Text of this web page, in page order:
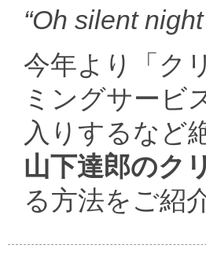
“Oh silent
今年より「ク
ミングサービ
入りするなど
山下達郎のク
る方法をご紹